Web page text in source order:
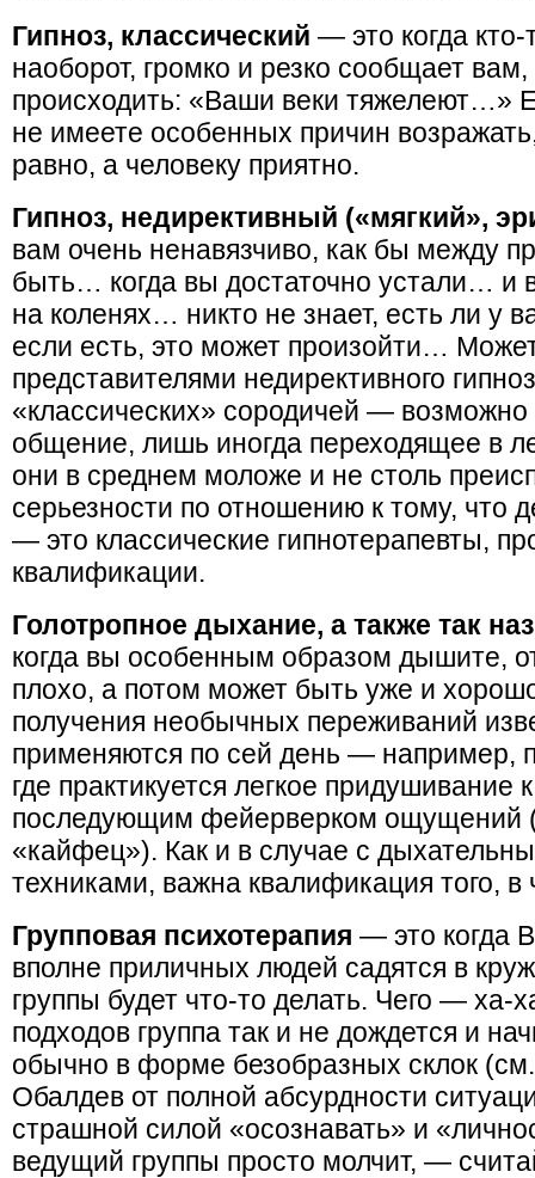
Гипноз, классический — это когда кто-
наоборот, громко и резко сообщает
происходить: «Ваши веки тяжелеют…»
не имеете особенных причин
равно, а человеку приятно.
Гипноз, недирективный («мягкий»,
вам очень ненавязчиво, как бы между
быть… когда вы достаточно устали… и
на коленях… никто не знает, есть ли у
если есть, это может произойти…
представителями недирективного
«классических» сородичей — возможно
общение, лишь иногда переходящее в
они в среднем моложе и не столь
серьезности по отношению к тому, что
— это классические гипнотерапевты,
квалификации.
Голотропное дыхание, а также так
когда вы особенным образом дышите,
плохо, а потом может быть уже и
получения необычных переживаний
применяются по сей день — например,
где практикуется легкое
последующим фейерверком ощущений
«кайфец»). Как и в случае с
техниками, важна квалификация того, в
Групповая психотерапия — это когда
вполне приличных людей садятся в
группы будет что-то делать. Чего —
подходов группа так и не дождется и
обычно в форме безобразных склок
Обалдев от полной абсурдности
страшной силой «осознавать» и
ведущий группы просто молчит, —